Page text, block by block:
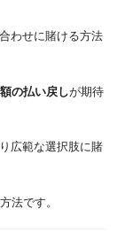
わせに賭ける方法
の払い戻しが期待
広範な選択肢に賭
法です。